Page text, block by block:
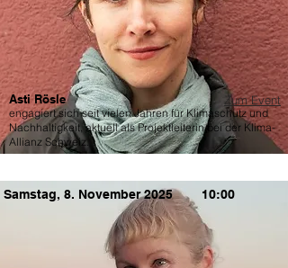
Asti Rösle
engagiert sich seit vielen Jahren für Klimaschutz und
Nachhaltigkeit, aktuell als Projektleiterin bei der Klima-
Allianz Schweiz.
Zum Event
Samstag, 8. November 2025 10:00